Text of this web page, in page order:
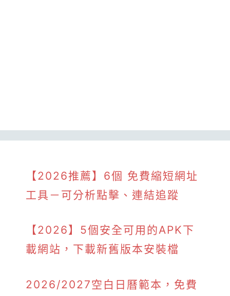
【2026推薦】6個 免費縮短網址
工具－可分析點擊、連結追蹤
【2026】5個安全可用的APK下
載網站，下載新舊版本安裝檔
2026/2027空白日曆範本，免費